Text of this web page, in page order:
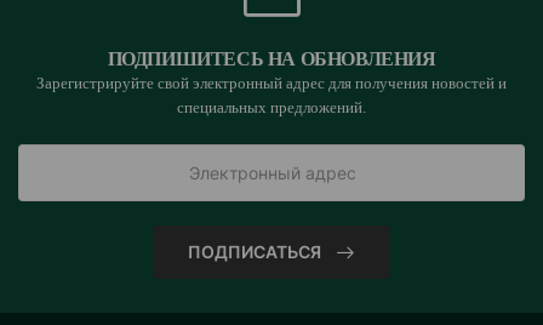
ПОДПИШИТЕСЬ НА ОБНОВЛЕНИЯ
Зарегистрируйте свой электронный адрес для получения новостей и
специальных предложений.
ПОДПИСАТЬСЯ